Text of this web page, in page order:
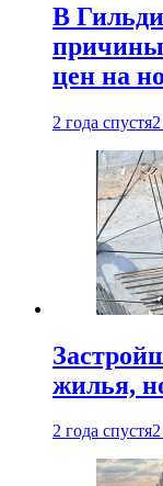
В
цен на
2 года спустя
жилья,
2 года спустя